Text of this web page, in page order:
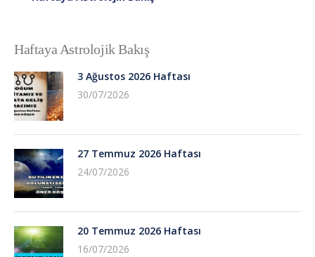
Haftaya Astrolojik Bakış
3 Ağustos 2026 Haftası
30/07/2026
27 Temmuz 2026 Haftası
24/07/2026
20 Temmuz 2026 Haftası
16/07/2026